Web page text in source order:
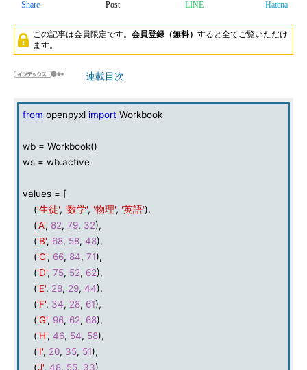
Share Post LINE Hatena
この記事は会員限定です。 会員登録（無料） すると全てご覧いただけ
ます。
連載目次
from openpyxl import Workbook
wb = Workbook()
ws = wb.active
values = [
('生徒', '数学', '物理', '英語'),
('A', 82, 79, 32),
('B', 68, 58, 48),
('C', 66, 84, 71),
('D', 75, 52, 62),
('E', 28, 29, 44),
('F', 34, 28, 61),
('G', 96, 62, 68),
('H', 46, 54, 58),
('I', 20, 35, 51),
('J', 48, 55, 33)